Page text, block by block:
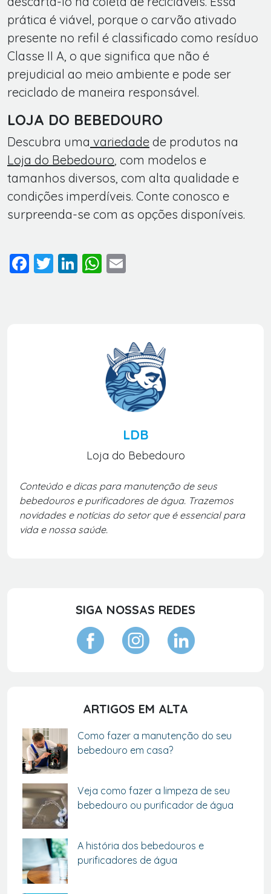
prática é viável, porque o carvão ativado
presente no refil é classificado como resíduo
Classe II A, o que significa que não é
prejudicial ao meio ambiente e pode ser
reciclado de maneira responsável.
LOJA DO BEBEDOURO
Descubra uma variedade de produtos na
Loja do Bebedouro, com modelos e
tamanhos diversos, com alta qualidade e
condições imperdíveis. Conte conosco e
surpreenda-se com as opções disponíveis.
LDB
Loja do Bebedouro
Conteúdo e dicas para manutenção de seus
bebedouros e purificadores de água. Trazemos
novidades e notícias do setor que é essencial para
vida e nossa saúde.
SIGA NOSSAS REDES
ARTIGOS EM ALTA
Como fazer a manutenção do seu
bebedouro em casa?
Veja como fazer a limpeza de seu
bebedouro ou purificador de água
A história dos bebedouros e
purificadores de água